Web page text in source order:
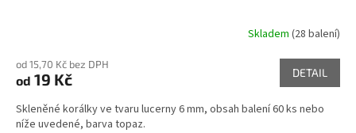
Skladem (28 balení)
od 15,70 Kč bez DPH
od 19 Kč DETAIL
Skleněné korálky ve tvaru lucerny 6 mm, obsah balení 60 ks nebo
níže uvedené, barva topaz.